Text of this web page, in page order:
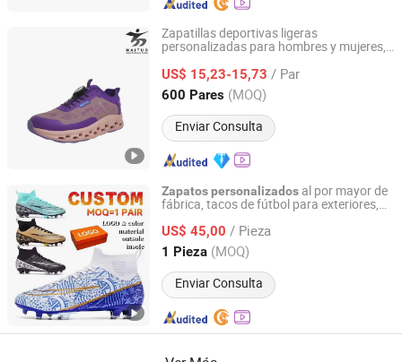
Zapatillas deportivas ligeras
personalizadas para hombres y mujeres,
US$ 15,23-15,73 / Par
600 Pares (MOQ)
Enviar Consulta
Jinjiang Maituo Import and Export Trading Co., Ltd.
Fujian, China Desde 2024
Zapatospersonalizados al por mayor de
fábrica, tacos de fútbol para exteriores,
cómodo, zapatillas casuales,
fútbol para hombres
US$ 45,00 / Pieza
1 Pieza (MOQ)
Enviar Consulta
Quanzhou Taishang Investment Zone Pear Trading Co.,
Ltd.
Fujian, China Desde 2025